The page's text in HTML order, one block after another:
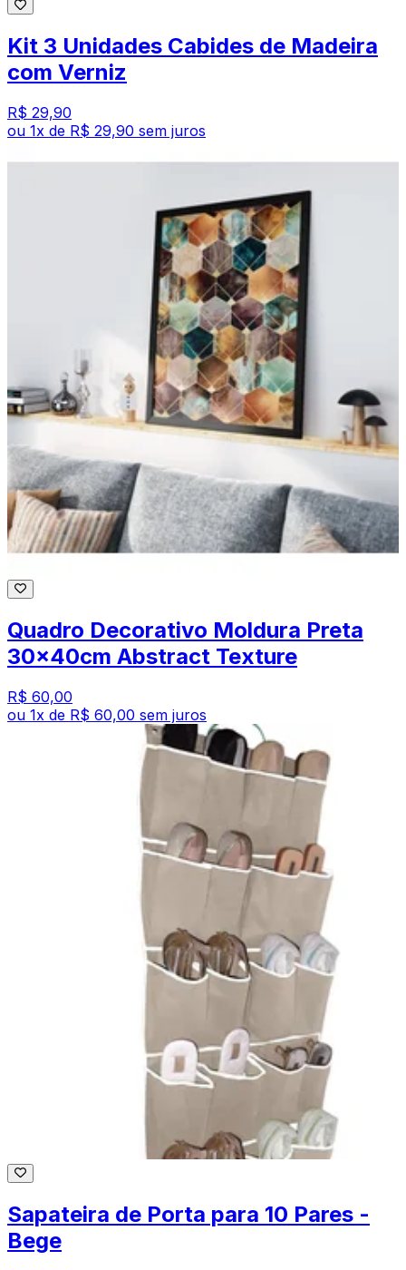
Kit 3 Unidades Cabides de Madeira
com Verniz
R$ 29,90
ou 1x de R$ 29,90 sem juros
Quadro Decorativo Moldura Preta
30x40cm Abstract Texture
R$ 60,00
ou 1x de R$ 60,00 sem juros
Sapateira de Porta para 10 Pares -
Bege